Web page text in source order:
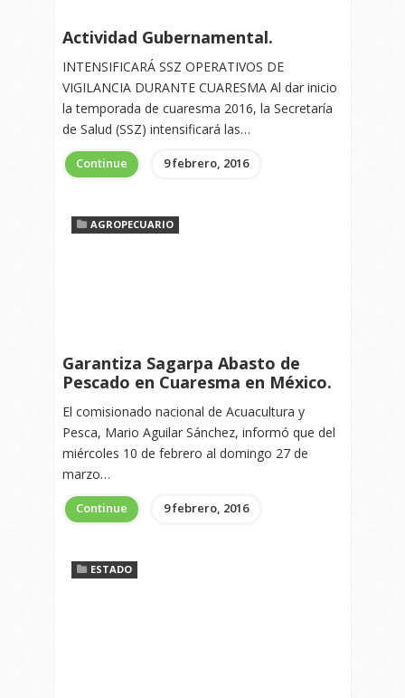
Actividad Gubernamental.
INTENSIFICARÁ SSZ OPERATIVOS DE
VIGILANCIA DURANTE CUARESMA Al dar inicio
la temporada de cuaresma 2016, la Secretaría
de Salud (SSZ) intensificará las…
Continue 9 febrero, 2016
AGROPECUARIO
Garantiza Sagarpa Abasto de
Pescado en Cuaresma en México.
El comisionado nacional de Acuacultura y
Pesca, Mario Aguilar Sánchez, informó que del
miércoles 10 de febrero al domingo 27 de
marzo…
Continue 9 febrero, 2016
ESTADO